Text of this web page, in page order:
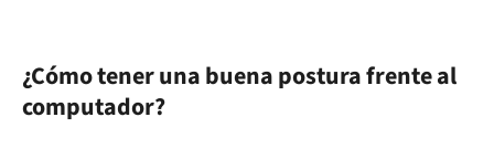
¿Cómo tener una buena postura frente al
computador?